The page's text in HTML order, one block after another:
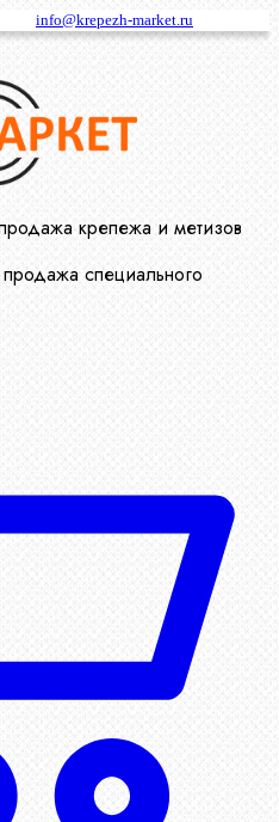
info@krepezh-market.ru
крепежа и метизов
специального